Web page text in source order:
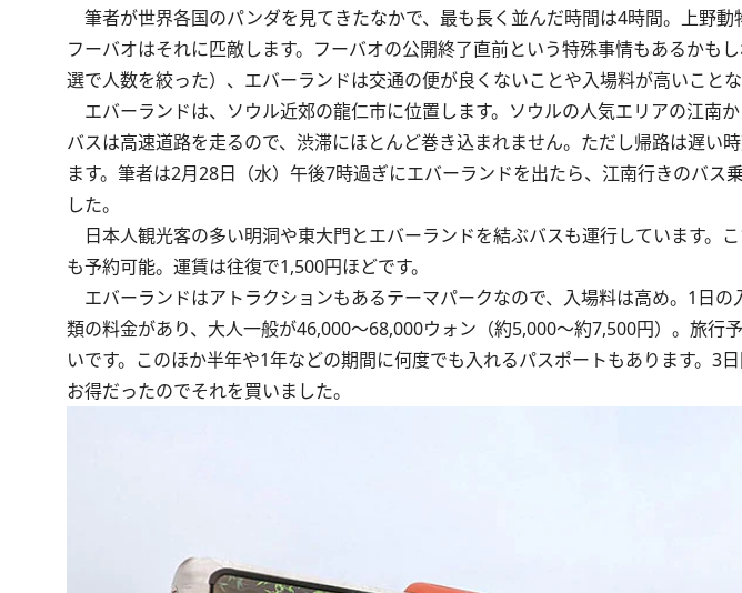
筆者が世界各国のパンダを見てきたなかで、最も長く並んだ時間は4時間。上野動
フーバオはそれに匹敵します。フーバオの公開終了直前という特殊事情もあるかも
選で人数を絞った）、エバーランドは交通の便が良くないことや入場料が高いこと
エバーランドは、ソウル近郊の龍仁市に位置します。ソウルの人気エリアの江南
バスは高速道路を走るので、渋滞にほとんど巻き込まれません。ただし帰路は遅い
ます。筆者は2月28日（水）午後7時過ぎにエバーランドを出たら、江南行きのバス
した。
日本人観光客の多い明洞や東大門とエバーランドを結ぶバスも運行しています。
も予約可能。運賃は往復で1,500円ほどです。
エバーランドはアトラクションもあるテーマパークなので、入場料は高め。1日
類の料金があり、大人一般が46,000～68,000ウォン（約5,000～約7,500円）。旅行
いです。このほか半年や1年などの期間に何度でも入れるパスポートもあります。3
お得だったのでそれを買いました。